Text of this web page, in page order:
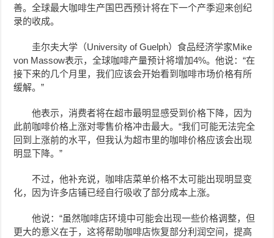
善。全球最大咖啡生产国巴西预计将在下一个产季迎来创纪
录的收成。
圭尔夫大学（University of Guelph）食品经济学家Mike
von Massow表示，全球咖啡产量预计将增加4%。他说：“在
接下来的几个月里，我们应该会开始看到咖啡市场价格有所
缓解。”
他表示，消费者将在超市最明显感受到价格下降，因为
此前咖啡价格上涨对零售价格冲击最大。“我们可能无法完全
回到上涨前的水平，但我认为超市里的咖啡价格应该会出现
明显下降。”
不过，他补充说，咖啡店菜单价格不太可能出现明显变
化，因为许多店铺已经自行吸收了部分成本上涨。
他说：“虽然咖啡店环境中可能会出现一些价格调整，但
更大的意义在于，这将帮助咖啡店恢复部分利润空间，提高